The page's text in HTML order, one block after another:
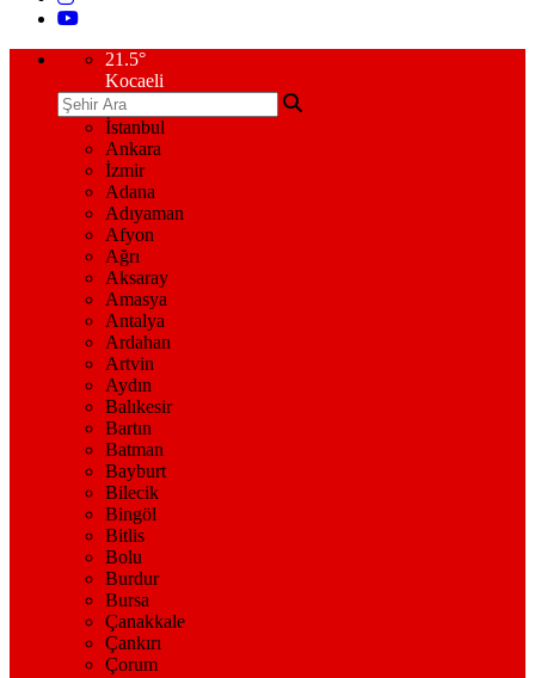
21.5°
Kocaeli
İstanbul
Ankara
İzmir
Adana
Adıyaman
Afyon
Ağrı
Aksaray
Amasya
Antalya
Ardahan
Artvin
Aydın
Balıkesir
Bartın
Batman
Bayburt
Bilecik
Bingöl
Bitlis
Bolu
Burdur
Bursa
Çanakkale
Çankırı
Çorum